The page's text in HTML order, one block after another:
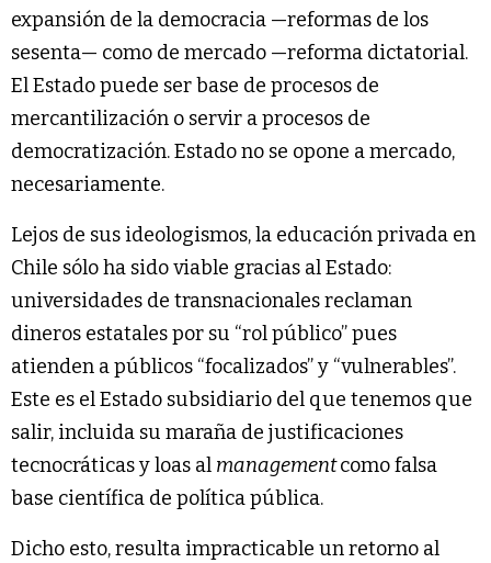
expansión de la democracia —reformas de los
sesenta— como de mercado —reforma dictatorial.
El Estado puede ser base de procesos de
mercantilización o servir a procesos de
democratización. Estado no se opone a mercado,
necesariamente.
Lejos de sus ideologismos, la educación privada en
Chile sólo ha sido viable gracias al Estado:
universidades de transnacionales reclaman
dineros estatales por su “rol público” pues
atienden a públicos “focalizados” y “vulnerables”.
Este es el Estado subsidiario del que tenemos que
salir, incluida su maraña de justificaciones
tecnocráticas y loas al managementcomo falsa
base científica de política pública.
Dicho esto, resulta impracticable un retorno al